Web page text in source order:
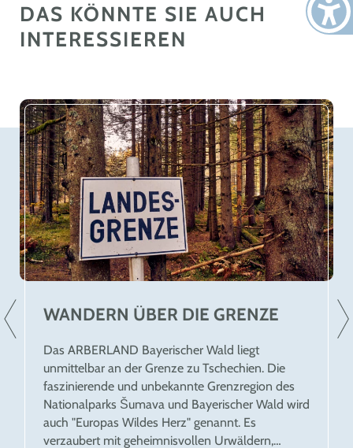
DAS KÖNNTE SIE AUCH
INTERESSIEREN
WANDERN ÜBER DIE GRENZE
Das ARBERLAND Bayerischer Wald liegt
unmittelbar an der Grenze zu Tschechien. Die
faszinierende und unbekannte Grenzregion des
Nationalparks Šumava und Bayerischer Wald wird
auch "Europas Wildes Herz" genannt. Es
verzaubert mit geheimnisvollen Urwäldern,